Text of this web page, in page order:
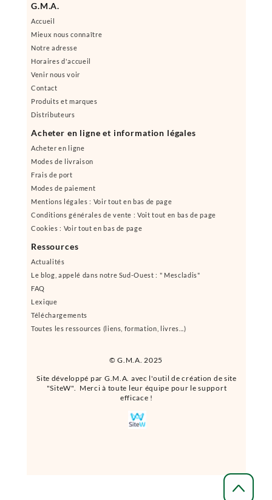
© G.M.A. 2025
Site développé par G.M.A. avec l'outil de création de site
"SiteW". Merci à toute leur équipe pour le support
efficace !
G.M.A.
Accueil
Mieux nous connaître
Notre adresse
Horaires d'accueil
Venir nous voir
Contact
Produits et marques
Distributeurs
Acheter en ligne et information légales
Acheter en ligne
Modes de livraison
Frais de port
Modes de paiement
Mentions légales : Voir tout en bas de page
Conditions générales de vente : Voit tout en bas de page
Cookies : Voir tout en bas de page
Ressources
Actualités
Le blog, appelé dans notre Sud-Ouest : " Mescladis"
FAQ
Lexique
Téléchargements
Toutes les ressources (liens, formation, livres...)